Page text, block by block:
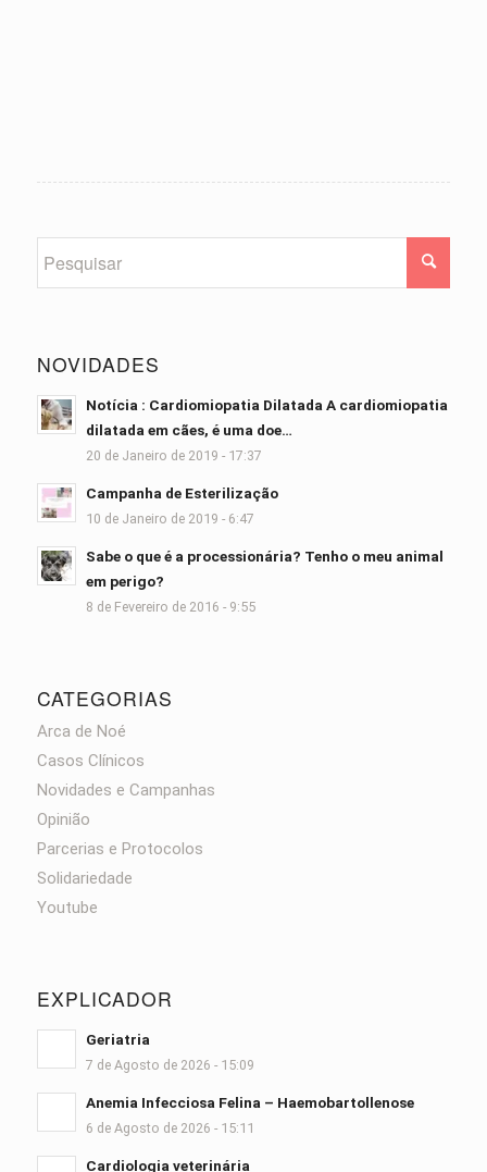
NOVIDADES
Notícia : Cardiomiopatia Dilatada A cardiomiopatia
dilatada em cães, é uma doe…
20 de Janeiro de 2019 - 17:37
Campanha de Esterilização
10 de Janeiro de 2019 - 6:47
Sabe o que é a processionária? Tenho o meu animal
em perigo?
8 de Fevereiro de 2016 - 9:55
CATEGORIAS
Arca de Noé
Casos Clínicos
Novidades e Campanhas
Opinião
Parcerias e Protocolos
Solidariedade
Youtube
EXPLICADOR
Geriatria
7 de Agosto de 2026 - 15:09
Anemia Infecciosa Felina – Haemobartollenose
6 de Agosto de 2026 - 15:11
Cardiologia veterinária